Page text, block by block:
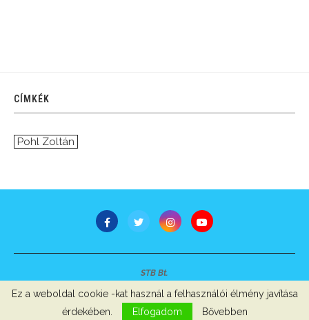
CÍMKÉK
Pohl Zoltán
STB Bt.
Szerzői jogok, adatvédelem Impresszum
Ez a weboldal cookie -kat használ a felhasználói élmény javítása
érdekében.
Elfogadom Bővebben